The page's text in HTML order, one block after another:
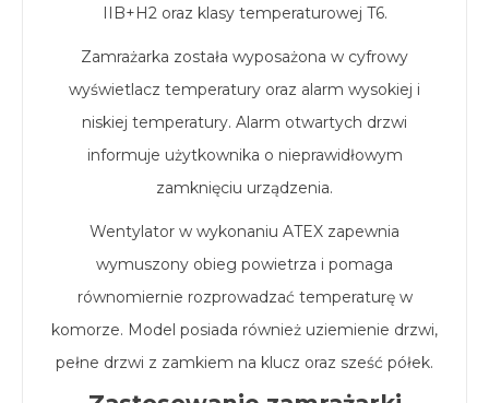
IIB+H2 oraz klasy temperaturowej T6.
Zamrażarka została wyposażona w cyfrowy
wyświetlacz temperatury oraz alarm wysokiej i
niskiej temperatury. Alarm otwartych drzwi
informuje użytkownika o nieprawidłowym
zamknięciu urządzenia.
Wentylator w wykonaniu ATEX zapewnia
wymuszony obieg powietrza i pomaga
równomiernie rozprowadzać temperaturę w
komorze. Model posiada również uziemienie drzwi,
pełne drzwi z zamkiem na klucz oraz sześć półek.